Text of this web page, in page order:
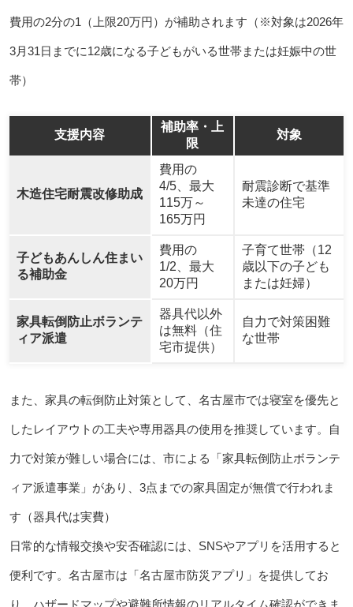
費用の2分の1（上限20万円）が補助されます（※対象は2026年
3月31日までに12歳になる子どもがいる世帯または妊娠中の世
帯）
支援内容
補助率・上
限
対象
木造住宅耐震改修助成
費用の
4/5、最大
115万～
165万円
耐震診断で基準
未達の住宅
子どもあんしん住まい
る補助金
費用の
1/2、最大
20万円
子育て世帯（12
歳以下の子ども
または妊婦）
家具転倒防止ボランテ
ィア派遣
器具代以外
は無料（住
宅市提供）
自力で対策困難
な世帯
また、家具の転倒防止対策として、名古屋市では寝室を優先と
したレイアウトの工夫や専用器具の使用を推奨しています。自
力で対策が難しい場合には、市による「家具転倒防止ボランテ
ィア派遣事業」があり、3点までの家具固定が無償で行われま
す（器具代は実費）
日常的な情報交換や安否確認には、SNSやアプリを活用すると
便利です。名古屋市は「名古屋市防災アプリ」を提供してお
り、ハザードマップや避難所情報のリアルタイム確認ができま